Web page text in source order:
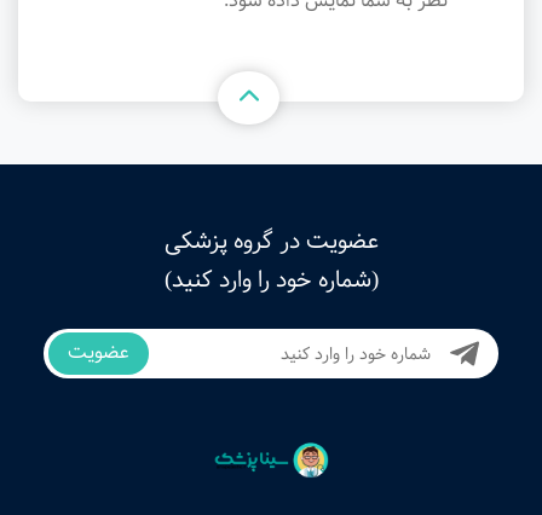
عضویت در گروه پزشکی
(شماره خود را وارد کنید)
عضویت